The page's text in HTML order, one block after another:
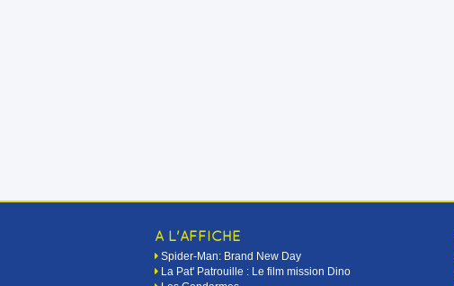
A L'AFFICHE
Spider-Man: Brand New Day
La Pat' Patrouille : Le film mission Dino